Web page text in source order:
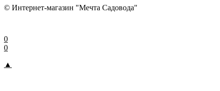
© Интернет-магазин "Мечта Садовода"
0
0
▲